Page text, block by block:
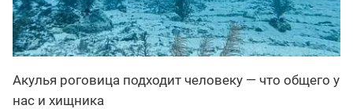
Акулья роговица подходит человеку — что общего у
нас и хищника